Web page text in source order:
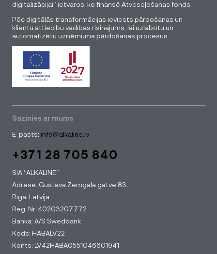
digitalizācijai” ietvaros, ko finansē Atveseļošanas fonds.
Pēc digitālās transformācijas ieviests pārdošanas un
klientu attiecību vadības risinājums, lai uzlabotu un
automatizētu uzņēmuma pārdošanas procesus.
Sazinies ar mums
E-pasts: info@alkaline.lv
+371 28 705 840
SIA “ALKALINE”
Adrese: Gustava Zemgala gatve 83,
Rīga, Latvija
Reģ. Nr. 40203207772
Banka: A/S Swedbank
Kods: HABALV22
Konts: LV42HABA0551046601941